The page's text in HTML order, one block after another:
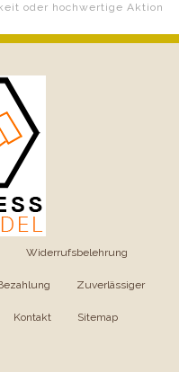
oder hochwertige Aktion
Widerrufsbelehrung
Zuverlässiger
Kontakt Sitemap